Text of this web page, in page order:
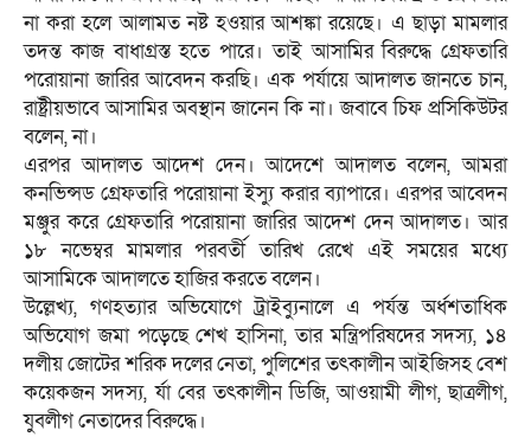
না করা হলে আলামত নষ্ট হওয়ার আশঙ্কা রয়েছে। এ ছাড়া মামলার
তদন্ত কাজ বাধাগ্রস্ত হতে পারে। তাই আসামির বিরুদ্ধে গ্রেফতারি
পরোয়ানা জারির আবেদন করছি। এক পর্যায়ে আদালত জানতে চান,
রাষ্ট্রীয়ভাবে আসামির অবস্থান জানেন কি না। জবাবে চিফ প্রসিকিউটর
বলেন, না।
এরপর আদালত আদেশ দেন। আদেশে আদালত বলেন, আমরা
কনভিন্সড গ্রেফতারি পরোয়ানা ইস্যু করার ব্যাপারে। এরপর আবেদন
মঞ্জুর করে গ্রেফতারি পরোয়ানা জারির আদেশ দেন আদালত। আর
১৮ নভেম্বর মামলার পরবর্তী তারিখ রেখে এই সময়ের মধ্যে
আসামিকে আদালতে হাজির করতে বলেন।
উল্লেখ্য, গণহত্যার অভিযোগে ট্রাইব্যুনালে এ পর্যন্ত অর্ধশতাধিক
অভিযোগ জমা পড়েছে শেখ হাসিনা, তার মন্ত্রিপরিষদের সদস্য, ১৪
দলীয় জোটের শরিক দলের নেতা, পুলিশের তৎকালীন আইজিসহ বেশ
কয়েকজন সদস্য, র্যা বের তৎকালীন ডিজি, আওয়ামী লীগ, ছাত্রলীগ,
যুবলীগ নেতাদের বিরুদ্ধে।